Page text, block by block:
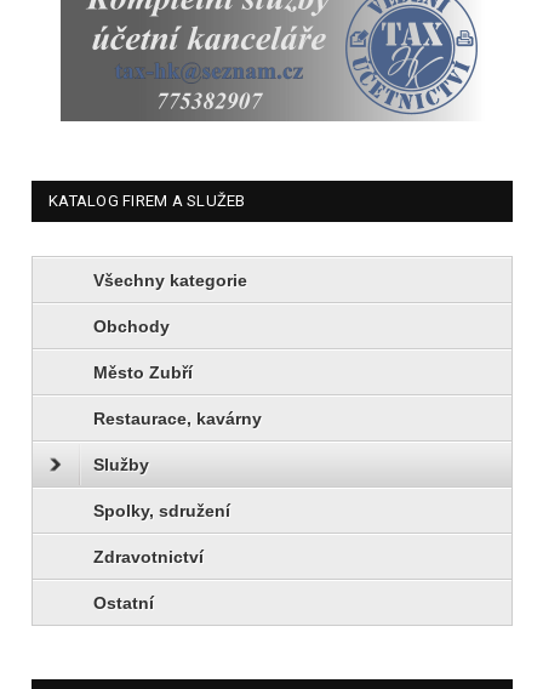
KATALOG FIREM A SLUŽEB
Všechny kategorie
Obchody
Město Zubří
Restaurace, kavárny
Služby
Spolky, sdružení
Zdravotnictví
Ostatní